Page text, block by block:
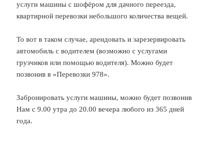
услуги машины с шофёром для дачного переезда,
квартирной перевозки небольшого количества вещей.
То вот в таком случае, арендовать и зарезервировать
автомобиль с водителем (возможно с услугами
грузчиков или помощью водителя). Можно будет
позвонив в «Перевозки 978».
Забронировать услуги машины, можно будет позвонив
Нам с 9.00 утра до 20.00 вечера любого из 365 дней
года.